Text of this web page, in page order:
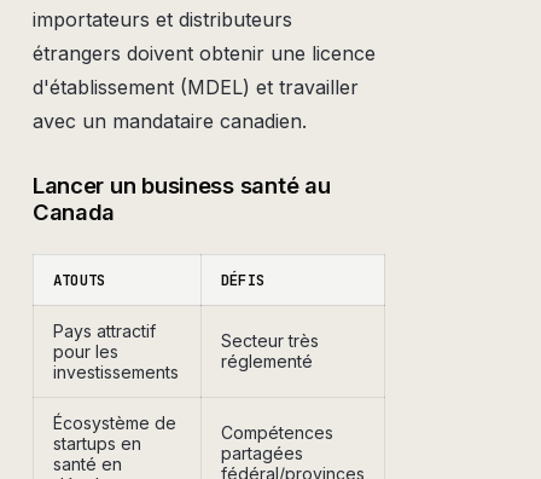
importateurs et distributeurs
étrangers doivent obtenir une licence
d'établissement (MDEL) et travailler
avec un mandataire canadien.
Lancer un business santé au
Canada
ATOUTS DÉFIS
Pays attractif
pour les
investissements
Secteur très
réglementé
Écosystème de
startups en
santé en
Compétences
partagées
fédéral/provinces